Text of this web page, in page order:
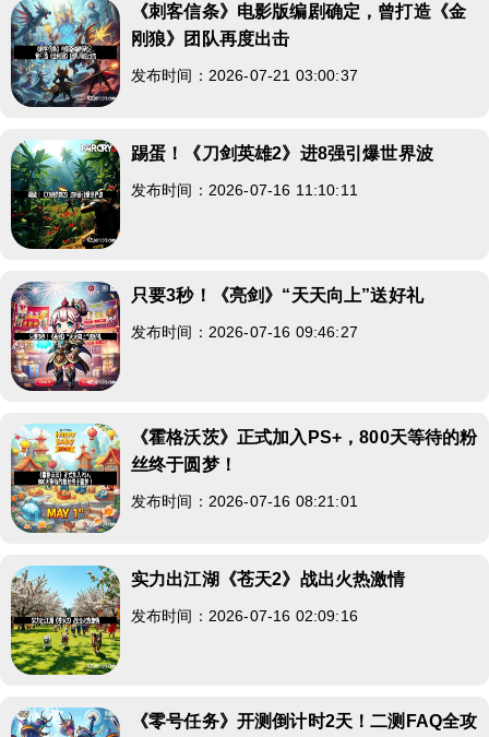
《刺客信条》电影版编剧确定，曾打造《金
刚狼》团队再度出击
发布时间：2026-07-21 03:00:37
踢蛋！《刀剑英雄2》进8强引爆世界波
发布时间：2026-07-16 11:10:11
只要3秒！《亮剑》“天天向上”送好礼
发布时间：2026-07-16 09:46:27
《霍格沃茨》正式加入PS+，800天等待的粉
丝终于圆梦！
发布时间：2026-07-16 08:21:01
实力出江湖《苍天2》战出火热激情
发布时间：2026-07-16 02:09:16
《零号任务》开测倒计时2天！二测FAQ全攻